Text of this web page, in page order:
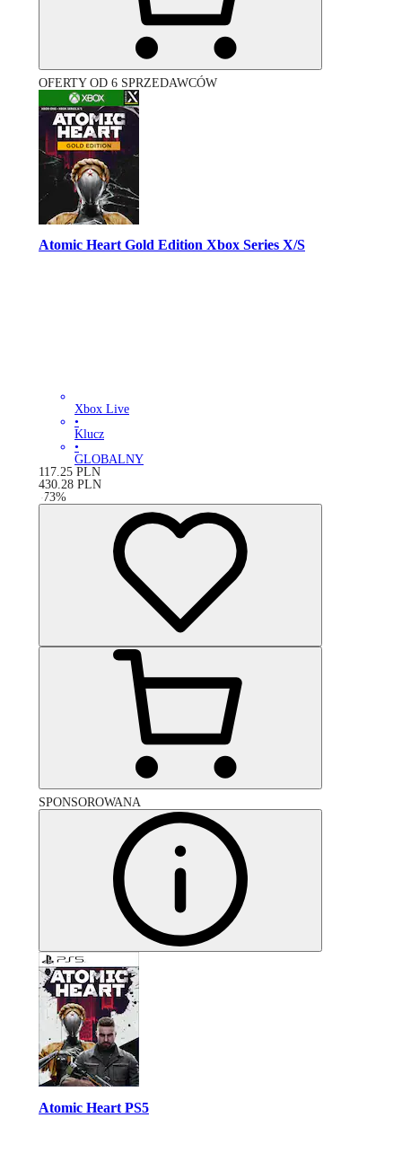
OFERTY OD 6 SPRZEDAWCÓW
Atomic Heart Gold Edition Xbox Series X/S
Xbox Live
•
Klucz
•
GLOBALNY
117.25 PLN
430.28 PLN
-73%
SPONSOROWANA
Atomic Heart PS5